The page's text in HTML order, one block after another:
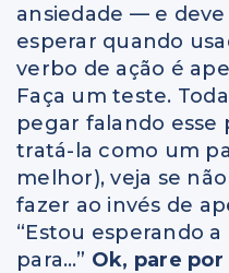
ansiedade — e
esperar quando
verbo de ação é
Faça um teste.
pegar falando esse
tratá-la como um
melhor), veja se
fazer ao invés de
“Estou esperando
para…” Ok, pare por